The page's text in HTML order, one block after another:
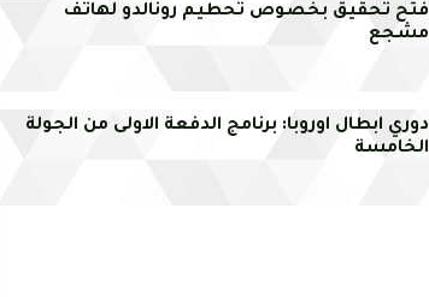
فتح تحقيق بخصوص تحطيم رونالدو لهاتف
مشجع
دوري ابطال اوروبا: برنامج الدفعة الاولى من الجولة
الخامسة